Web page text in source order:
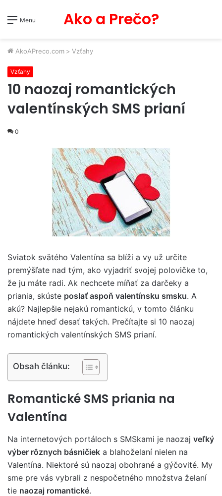
Menu Ako a Prečo?
AkoAPreco.com > Vzťahy
Vzťahy
10 naozaj romantických
valentínských SMS prianí
0
Sviatok svätého Valentína sa blíži a vy už určite
premýšľate nad tým, ako vyjadriť svojej polovičke to,
že ju máte radi. Ak nechcete míňať za darčeky a
priania, skúste poslať aspoň valentínsku smsku. A
akú? Najlepšie nejakú romantickú, v tomto článku
nájdete hneď desať takých. Prečítajte si 10 naozaj
romantických valentínských SMS prianí.
Obsah článku:
Romantické SMS priania na
Valentína
Na internetových portáloch s SMSkami je naozaj veľký
výber rôznych básničiek a blahoželaní nielen na
Valentína. Niektoré sú naozaj obohrané a gýčovité. My
sme pre vás vybrali z nespočetného množstva želaní
tie naozaj romantické.